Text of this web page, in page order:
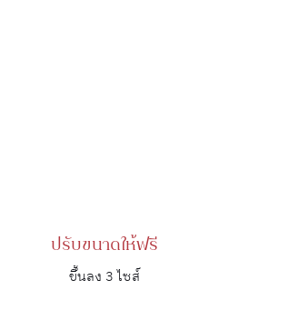
ปรับขนาดให้ฟรี
ขึ้นลง 3 ไซส์